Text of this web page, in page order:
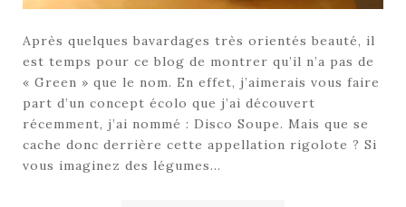
Après quelques bavardages très orientés beauté, il
est temps pour ce blog de montrer qu’il n’a pas de
« Green » que le nom. En effet, j’aimerais vous faire
part d’un concept écolo que j’ai découvert
récemment, j’ai nommé : Disco Soupe. Mais que se
cache donc derrière cette appellation rigolote ? Si
vous imaginez des légumes…